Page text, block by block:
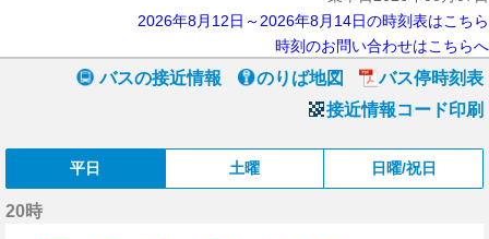
2026年8月12日～2026年8月14日の時刻表はこちら
時刻のお問い合わせはこちらへ
バスの接近情報 のりば地図
バス停時刻表
接近情報コード印刷
平日 土曜 日曜/祝日
20時